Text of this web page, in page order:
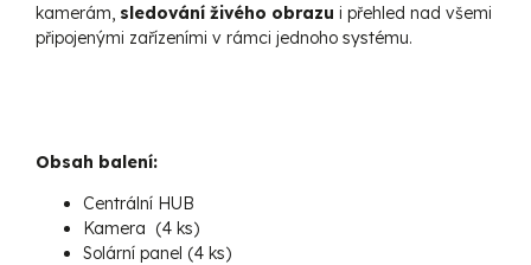
kamerám, sledování živého obrazu i přehled nad všemi
připojenými zařízeními v rámci jednoho systému.
Obsah balení:
Centrální HUB
Kamera (4 ks)
Solární panel (4 ks)